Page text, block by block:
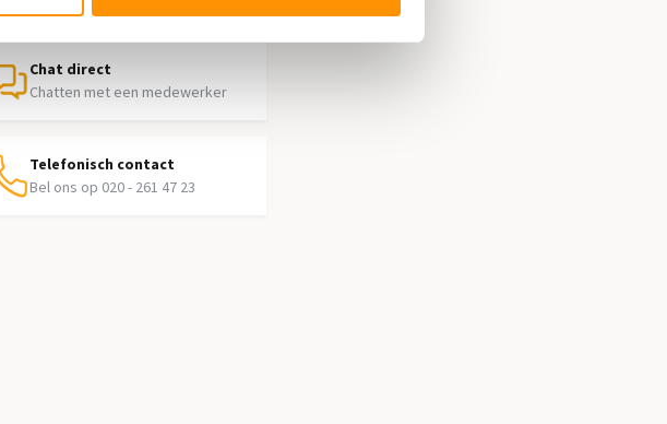
Chat direct
Chatten met een medewerker
Telefonisch contact
Bel ons op 020 - 261 47 23